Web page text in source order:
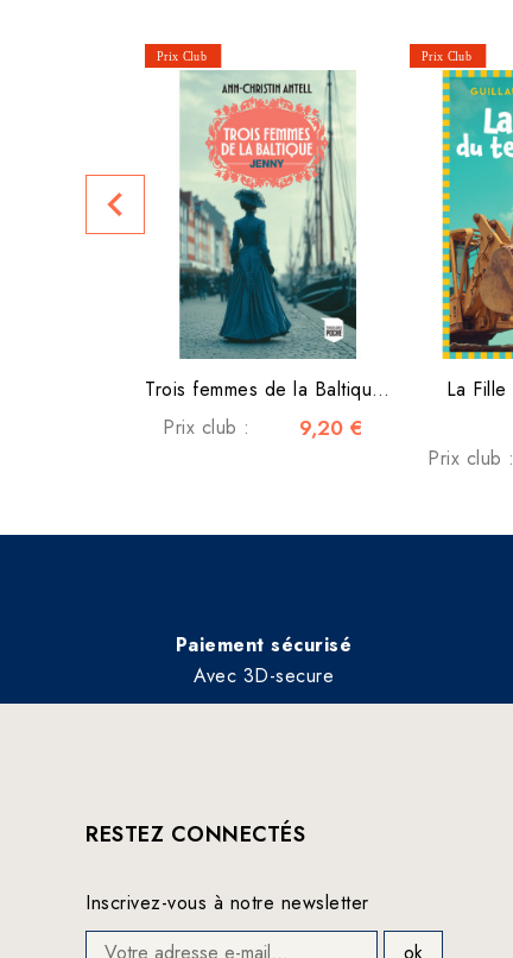
Trois femmes de la Baltique...
Prix club :
9,20 €
La
Prix club :
navigate_before
Paiement sécurisé
Avec 3D-secure
RESTEZ CONNECTÉS
Inscrivez-vous à notre newsletter